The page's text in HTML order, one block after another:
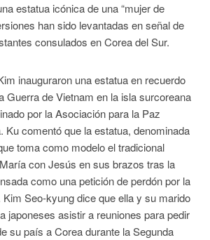
estatua icónica de una “mujer de
han sido levantadas en señal de
consulados en Corea del Sur.
inauguraron una estatua en recuerdo
Guerra de Vietnam en la isla surcoreana
por la Asociación para la Paz
Ku comentó que la estatua, denominada
toma como modelo el tradicional
con Jesús en sus brazos tras la
como una petición de perdón por la
Kim Seo-kyung dice que ella y su marido
japoneses asistir a reuniones para pedir
su país a Corea durante la Segunda